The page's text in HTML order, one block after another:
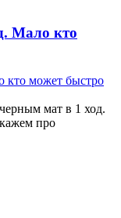
Мало кто
мат в 1 ход.
про